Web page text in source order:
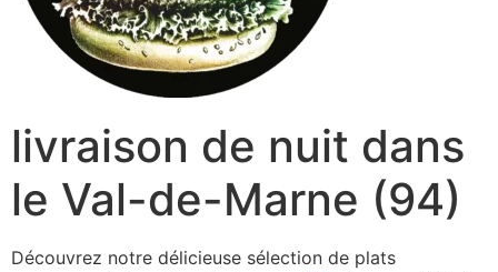
livraison de nuit dans
le Val-de-Marne (94)
Découvrez notre délicieuse sélection de plats